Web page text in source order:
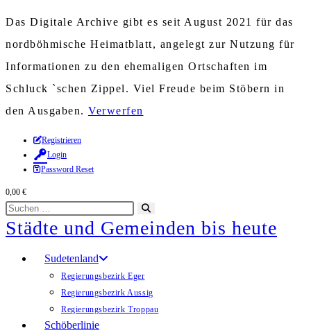
Das Digitale Archive gibt es seit August 2021 für das
nordböhmische Heimatblatt, angelegt zur Nutzung für
Informationen zu den ehemaligen Ortschaften im
Schluck `schen Zippel. Viel Freude beim Stöbern in
den Ausgaben. Verwerfen
Zum
Inhalt
springen
Registrieren
Login
Password Reset
0,00 €
Diese
Website
durchsuchen
starten
Städte und Gemeinden bis heute
Sudetenland
Regierungsbezirk Eger
Regierungsbezirk Aussig
Regierungsbezirk Troppau
Schöberlinie